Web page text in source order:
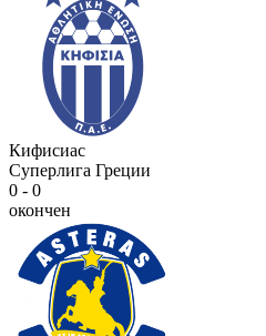
Кифисиас
Суперлига Греции
0 - 0
окончен